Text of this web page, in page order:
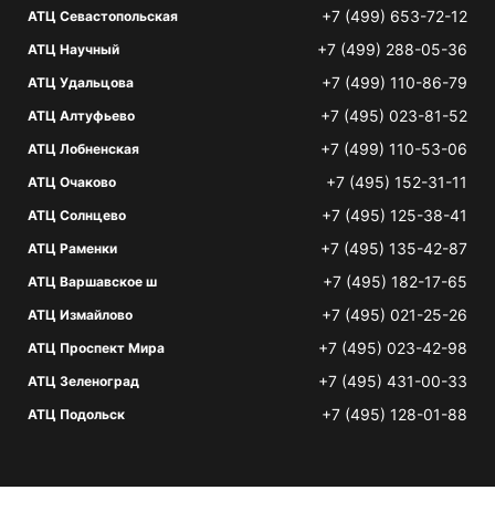
АТЦ Севастопольская +7 (499) 653-72-12
АТЦ Научный +7 (499) 288-05-36
АТЦ Удальцова +7 (499) 110-86-79
АТЦ Алтуфьево +7 (495) 023-81-52
АТЦ Лобненская +7 (499) 110-53-06
АТЦ Очаково +7 (495) 152-31-11
АТЦ Солнцево +7 (495) 125-38-41
АТЦ Раменки +7 (495) 135-42-87
АТЦ Варшавское ш +7 (495) 182-17-65
АТЦ Измайлово +7 (495) 021-25-26
АТЦ Проспект Мира +7 (495) 023-42-98
АТЦ Зеленоград +7 (495) 431-00-33
АТЦ Подольск +7 (495) 128-01-88